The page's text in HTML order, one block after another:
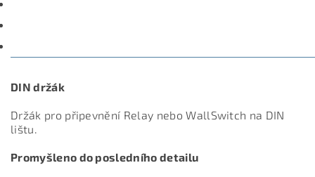
DIN držák
Držák pro připevnění Relay nebo WallSwitch na DIN
lištu.
Promyšleno do posledního detailu